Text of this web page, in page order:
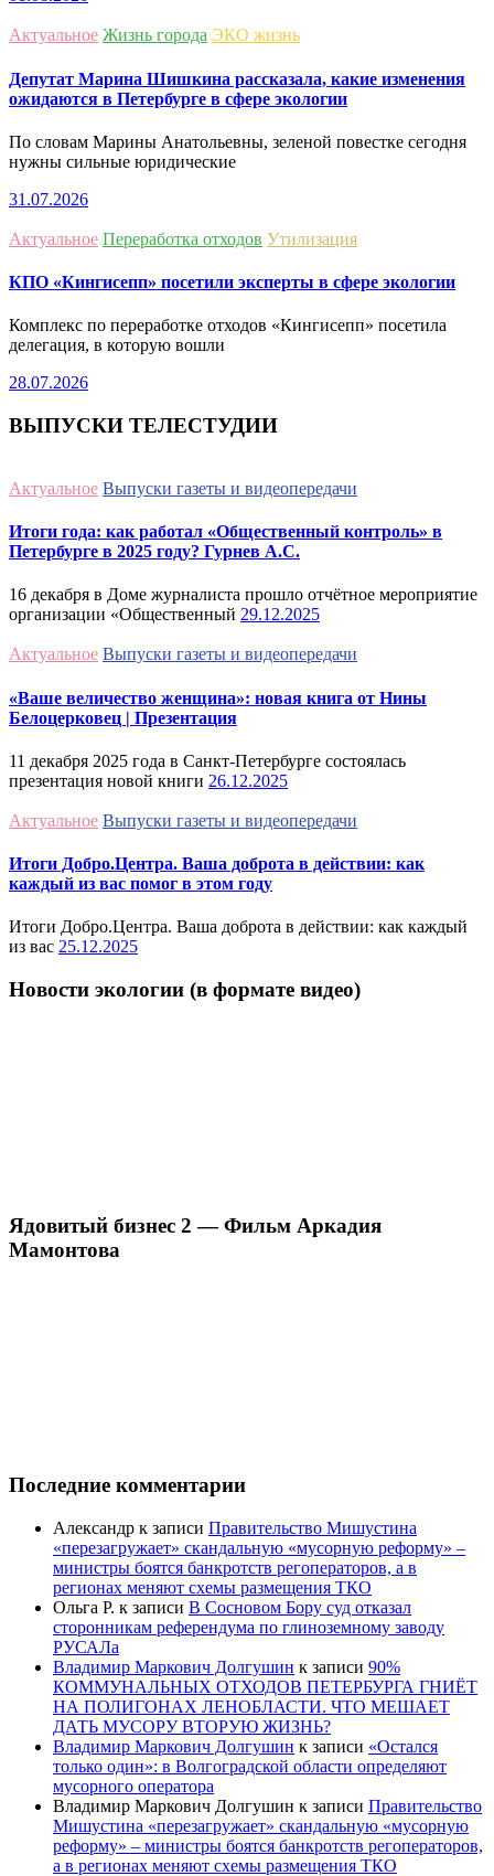
Актуальное Жизнь города ЭКО жизнь
Депутат Марина Шишкина рассказала, какие изменения
ожидаются в Петербурге в сфере экологии
По словам Марины Анатольевны, зеленой повестке сегодня
нужны сильные юридические
31.07.2026
Актуальное Переработка отходов Утилизация
КПО «Кингисепп» посетили эксперты в сфере экологии
Комплекс по переработке отходов «Кингисепп» посетила
делегация, в которую вошли
28.07.2026
ВЫПУСКИ ТЕЛЕСТУДИИ
Актуальное Выпуски газеты и видеопередачи
Итоги года: как работал «Общественный контроль» в
Петербурге в 2025 году? Гурнев А.С.
16 декабря в Доме журналиста прошло отчётное мероприятие
организации «Общественный 29.12.2025
Актуальное Выпуски газеты и видеопередачи
«Ваше величество женщина»: новая книга от Нины
Белоцерковец | Презентация
11 декабря 2025 года в Санкт-Петербурге состоялась
презентация новой книги 26.12.2025
Актуальное Выпуски газеты и видеопередачи
Итоги Добро.Центра. Ваша доброта в действии: как
каждый из вас помог в этом году
Итоги Добро.Центра. Ваша доброта в действии: как каждый
из вас 25.12.2025
Новости экологии (в формате видео)
Ядовитый бизнес 2 — Фильм Аркадия
Мамонтова
Последние комментарии
Александр к записи Правительство Мишустина
«перезагружает» скандальную «мусорную реформу» –
министры боятся банкротств регоператоров, а в
регионах меняют схемы размещения ТКО
Ольга Р. к записи В Сосновом Бору суд отказал
сторонникам референдума по глиноземному заводу
РУСАЛа
Владимир Маркович Долгушин к записи 90%
КОММУНАЛЬНЫХ ОТХОДОВ ПЕТЕРБУРГА ГНИЁТ
НА ПОЛИГОНАХ ЛЕНОБЛАСТИ. ЧТО МЕШАЕТ
ДАТЬ МУСОРУ ВТОРУЮ ЖИЗНЬ?
Владимир Маркович Долгушин к записи «Остался
только один»: в Волгоградской области определяют
мусорного оператора
Владимир Маркович Долгушин к записи Правительство
Мишустина «перезагружает» скандальную «мусорную
реформу» – министры боятся банкротств регоператоров,
а в регионах меняют схемы размещения ТКО